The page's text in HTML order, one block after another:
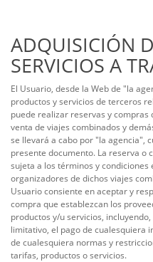
ADQUISICIÓN
SERVICIOS A
El Usuario, desde la Web de "la
productos y servicios de terceros
puede realizar reservas y compras
venta de viajes combinados y
se llevará a cabo por "la agencia",
presente documento. La reserva o
sujeta a los términos y
organizadores de dichos viajes
Usuario consiente en aceptar y
compra que establezcan los
productos y/u servicios,
limitativo, el pago de cualesquiera
de cualesquiera normas y
tarifas, productos o servicios.